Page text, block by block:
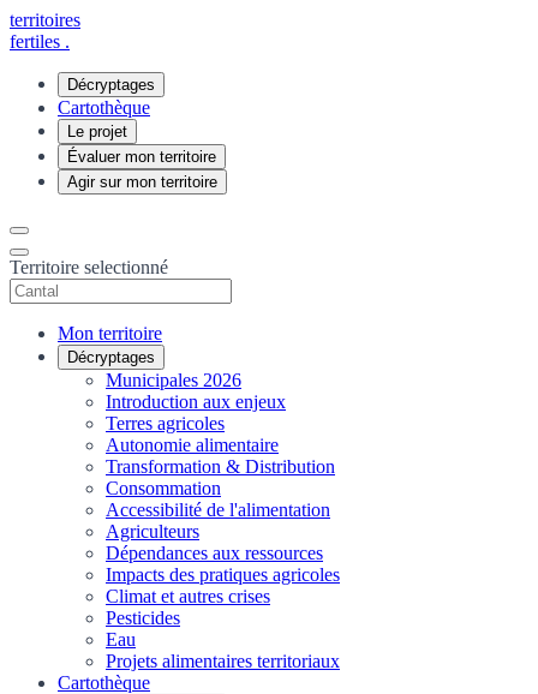
territoires
fertiles .
Décryptages
Cartothèque
Le projet
Évaluer mon territoire
Agir sur mon territoire
Territoire selectionné
Mon territoire
Décryptages
Municipales 2026
Introduction aux enjeux
Terres agricoles
Autonomie alimentaire
Transformation & Distribution
Consommation
Accessibilité de l'alimentation
Agriculteurs
Dépendances aux ressources
Impacts des pratiques agricoles
Climat et autres crises
Pesticides
Eau
Projets alimentaires territoriaux
Cartothèque